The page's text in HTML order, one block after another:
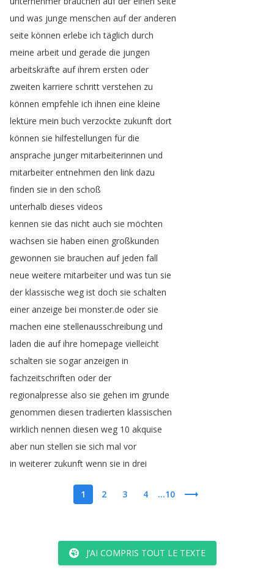
und was junge menschen auf der anderen
seite können erlebe ich täglich durch
meine arbeit und gerade die jungen
arbeitskräfte auf ihrem ersten oder
zweiten karriere schritt verstehen zu
können empfehle ich ihnen eine kleine
lektüre mein buch verzockte zukunft dort
können sie hilfestellungen für die
ansprache junger mitarbeiterinnen und
mitarbeiter entnehmen den link dazu
finden sie in den schoß
unterhalb dieses videos
kennen sie das nicht auch sie möchten
wachsen sie haben einen großkunden
gewonnen sie brauchen auf jeden fall
neue weitere mitarbeiter und was tun sie
der klassische weg ist doch sie schalten
einer anzeige bei monster.de oder sie
machen eine stellenausschreibung und
laden die auf ihre homepage vielleicht
schalten sie sogar anzeigen in
fachzeitschriften oder der
regionalpresse also sie gehen im grunde
genommen diesen tradierten klassischen
wirklich nennen diesen weg 10 akquise
aber nun stellen sie sich mal vor
in weiterer zukunft wenn sie in drei
1 2 3 4 ...10
J’AI COMPRIS TOUT LE TEXTE